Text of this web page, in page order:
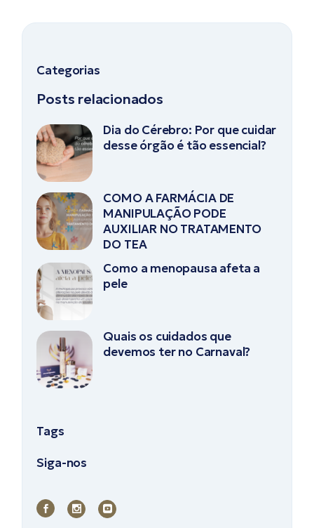
Categorias
Posts relacionados
Dia do Cérebro: Por que cuidar
desse órgão é tão essencial?
COMO A FARMÁCIA DE
MANIPULAÇÃO PODE
AUXILIAR NO TRATAMENTO
DO TEA
Como a menopausa afeta a
pele
Quais os cuidados que
devemos ter no Carnaval?
Tags
Siga-nos